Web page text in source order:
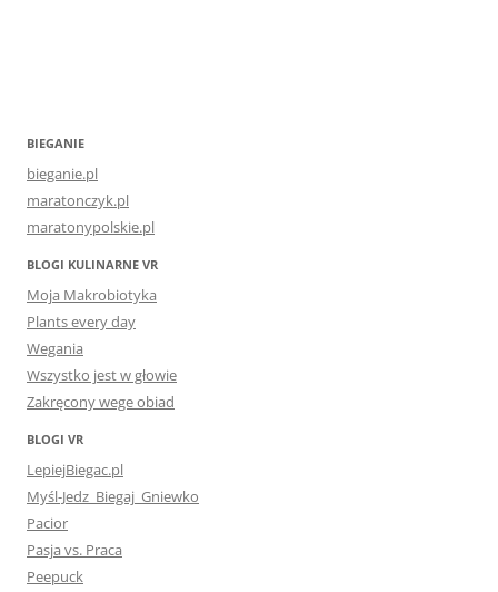
BIEGANIE
bieganie.pl
maratonczyk.pl
maratonypolskie.pl
BLOGI KULINARNE VR
Moja Makrobiotyka
Plants every day
Wegania
Wszystko jest w głowie
Zakręcony wege obiad
BLOGI VR
LepiejBiegac.pl
Myśl-Jedz_Biegaj_Gniewko
Pacior
Pasja vs. Praca
Peepuck